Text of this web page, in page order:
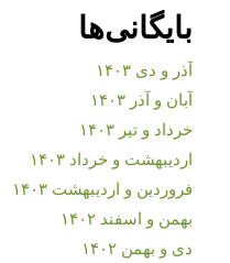
بایگانی‌ها
آذر و دی ۱۴۰۳
آبان و آذر ۱۴۰۳
خرداد و تیر ۱۴۰۳
اردیبهشت و خرداد ۱۴۰۳
فروردین و اردیبهشت ۱۴۰۳
بهمن و اسفند ۱۴۰۲
دی و بهمن ۱۴۰۲